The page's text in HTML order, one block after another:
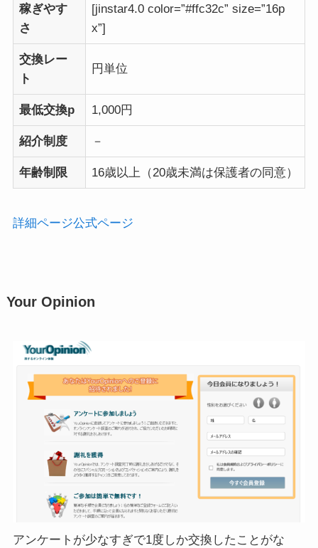
稼ぎやす
さ
[jinstar4.0 color=”#ffc32c” size=”16p
x”]
交換レー
ト
円単位
最低交換p 1,000円
紹介制度 －
年齢制限 16歳以上（20歳未満は保護者の同意）
詳細ページ公式ページ
Your Opinion
アンケートが少なすぎで1度しか交換したことがな